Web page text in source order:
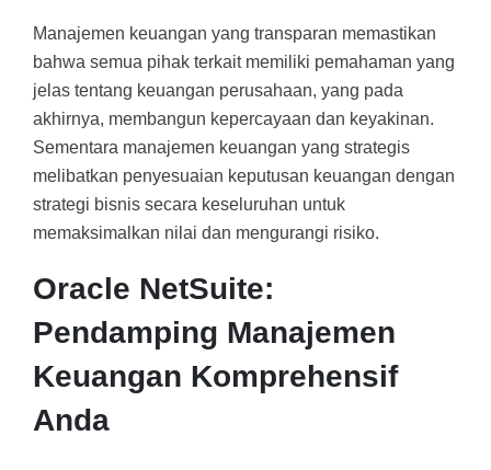
Manajemen keuangan yang transparan memastikan
bahwa semua pihak terkait memiliki pemahaman yang
jelas tentang keuangan perusahaan, yang pada
akhirnya, membangun kepercayaan dan keyakinan.
Sementara manajemen keuangan yang strategis
melibatkan penyesuaian keputusan keuangan dengan
strategi bisnis secara keseluruhan untuk
memaksimalkan nilai dan mengurangi risiko.
Oracle NetSuite:
Pendamping Manajemen
Keuangan Komprehensif
Anda